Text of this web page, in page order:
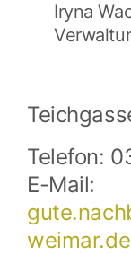
Iryna
Telefon:
E-Mail:
weimar.de